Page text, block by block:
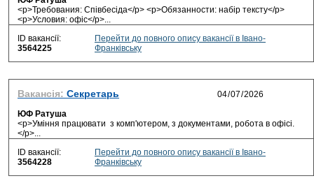
<p>Требования: Співбесіда</p> <p>Обязанности: набір тексту</p>
<p>Условия: офіс</p>...
ID вакансії:
3564225
Перейти до повного опису вакансії в Івано-
Франківську
Вакансія: Секретарь
ЮФ Ратуша
<p>Уміння працювати з комп'ютером, з документами, робота в офісі.
</p>...
ID вакансії:
3564228
Перейти до повного опису вакансії в Івано-
Франківську